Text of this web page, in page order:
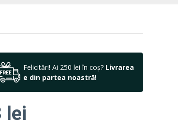
Felicitări! Ai 250 lei în coș? Livrarea
e din partea noastră!
lei